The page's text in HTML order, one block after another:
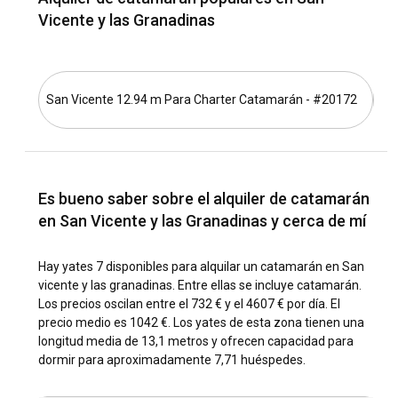
¿Por qué elegir San Vicente y las Granadinas como
el destino definitivo para alquilar un catamarán?
cautivadora son tus elementos, entonces alquilar un
catamarán en San Vicente y las Granadinas es tu mejor
opción. Este destino ofrece un ambiente de navegación
sereno y pintoresco, celebrando la belleza costera y la rica
biodiversidad que seguramente entusiasmarán a los
¿Cómo llegar a San Vicente y las Granadinas?
Granadinas. Vuelos directos desde América del Norte,
Europa y otros países del Caribe se conectan con el
Aeropuerto Internacional de Argyle en San Vicente.
Además, servicios de ferry y yates conectan las islas
principales con las Granadinas.
Vicente y las Granadinas
San Vicente 12.94 m Para Charter Catamarán - #20172
Es bueno saber sobre el alquiler de catamarán
en San Vicente y las Granadinas y cerca de mí
Hay yates 7 disponibles para alquilar un catamarán en San
vicente y las granadinas. Entre ellas se incluye catamarán.
Los precios oscilan entre el 732 € y el 4607 € por día. El
precio medio es 1042 €. Los yates de esta zona tienen una
longitud media de 13,1 metros y ofrecen capacidad para
dormir para aproximadamente 7,71 huéspedes.